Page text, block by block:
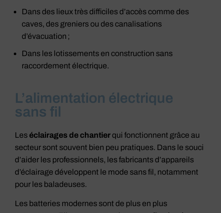
Dans des lieux très difficiles d’accès comme des
caves, des greniers ou des canalisations
d’évacuation ;
Dans les lotissements en construction sans
raccordement électrique.
L’alimentation électrique
sans fil
Leséclairages de chantierqui fonctionnent grâce au
secteur sont souvent bien peu pratiques. Dans le souci
d’aider les professionnels, les fabricants d’appareils
d’éclairage développent le mode sans fil, notamment
pour les baladeuses.
Les batteries modernes sont de plus en plus